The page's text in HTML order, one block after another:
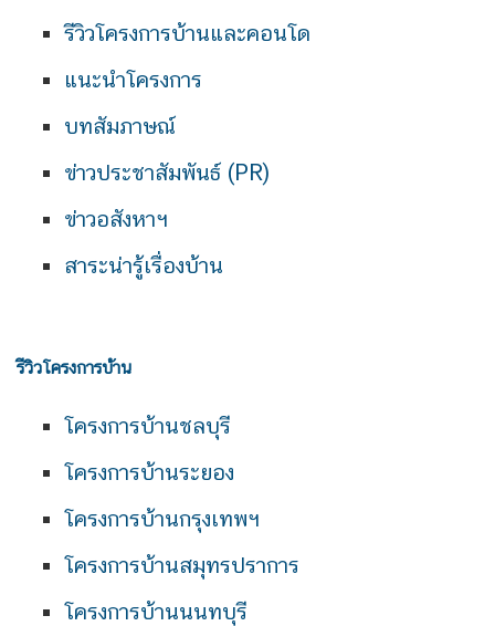
รีวิวโครงการบ้านและคอนโด
แนะนำโครงการ
บทสัมภาษณ์
ข่าวประชาสัมพันธ์ (PR)
ข่าวอสังหาฯ
สาระน่ารู้เรื่องบ้าน
รีวิวโครงการบ้าน
โครงการบ้านชลบุรี
โครงการบ้านระยอง
โครงการบ้านกรุงเทพฯ
โครงการบ้านสมุทรปราการ
โครงการบ้านนนทบุรี